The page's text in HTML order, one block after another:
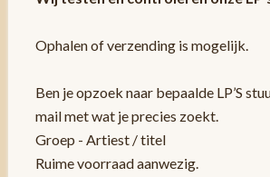
Ophalen of verzending is mogelijk.
Ben je opzoek naar bepaalde LP’S
mail met wat je precies zoekt.
Groep - Artiest / titel
Ruime voorraad aanwezig.